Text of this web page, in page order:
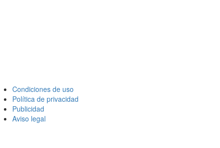
Condiciones de uso
Política de privacidad
Publicidad
Aviso legal